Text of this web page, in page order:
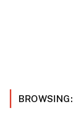
BROWSING: